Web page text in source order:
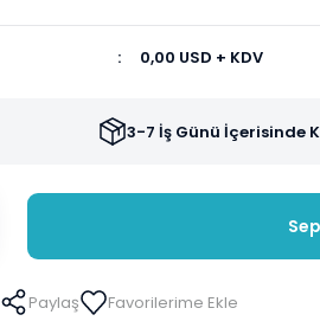
0,00 USD + KDV
3-7 İş Günü İçerisinde
Paylaş